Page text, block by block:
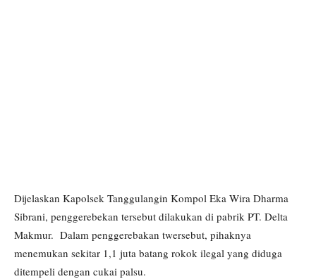
Dijelaskan Kapolsek Tanggulangin Kompol Eka Wira Dharma
Sibrani, penggerebekan tersebut dilakukan di pabrik PT. Delta
Makmur. Dalam penggerebakan twersebut, pihaknya
menemukan sekitar 1,1 juta batang rokok ilegal yang diduga
ditempeli dengan cukai palsu.